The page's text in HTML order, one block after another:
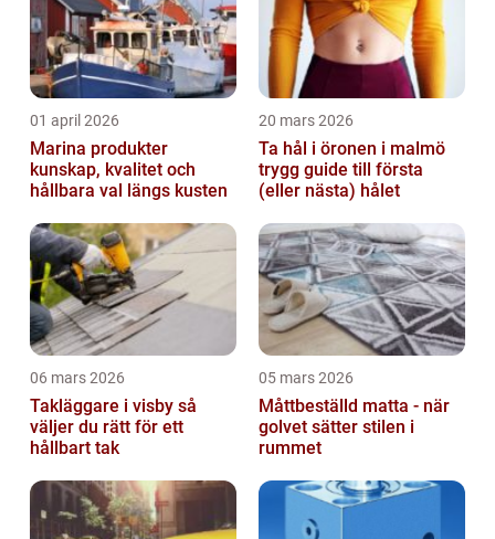
01 april 2026
Marina produkter
kunskap, kvalitet och
hållbara val längs kusten
20 mars 2026
Ta hål i öronen i malmö
trygg guide till första
(eller nästa) hålet
06 mars 2026
Takläggare i visby så
väljer du rätt för ett
hållbart tak
05 mars 2026
Måttbeställd matta - när
golvet sätter stilen i
rummet